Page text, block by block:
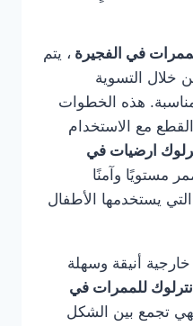
في الفجيرة ، يتم
خلال التسوية
هذه الخطوات
مع الاستخدام
ارضيات في
مستويًا وآمنًا
يستخدمها الأطفال
أنيقة وسهلة
للممرات في
تجمع بين الشكل